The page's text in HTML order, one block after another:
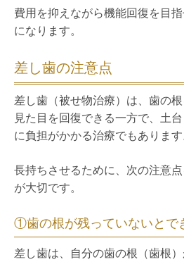
費用を抑えながら機能回復を目
になります。
差し歯の注意点
差し歯（被せ物治療）は、歯の
見た目を回復できる一方で、土台
に負担がかかる治療でもあります
長持ちさせるために、次の注意
が大切です。
①歯の根が残っていないとで
差し歯は、自分の歯の根（歯根